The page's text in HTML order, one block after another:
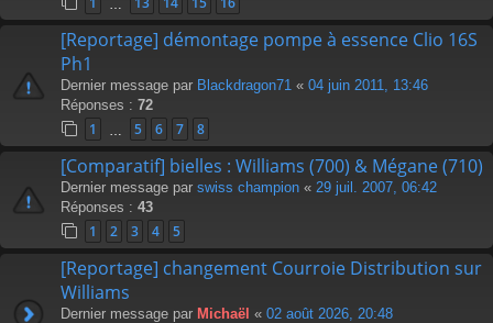
[Reportage] démontage pompe à essence Clio 16S
Ph1
Dernier message par Blackdragon71 « 04 juin 2011, 13:46
Réponses : 72
1 5 6 7 8
[Comparatif] bielles : Williams (700) & Mégane (710)
Dernier message par swiss champion « 29 juil. 2007, 06:42
Réponses : 43
1 2 3 4 5
[Reportage] changement Courroie Distribution sur
Williams
Dernier message par Michaël « 02 août 2026, 20:48